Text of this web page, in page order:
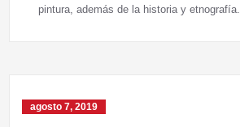
pintura, además de la historia y etnografía.
agosto 7, 2019